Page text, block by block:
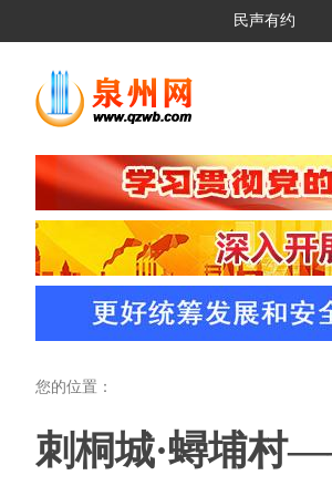
民声有约
您的位置：
刺桐城·蟳埔村